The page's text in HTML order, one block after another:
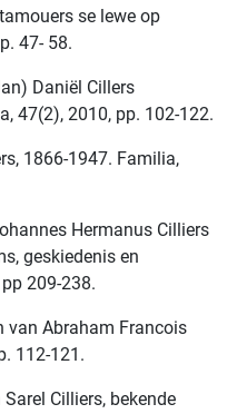
se lewe op
47- 58.
Daniël Cillers
47(2), 2010, pp. 102-122.
1866-1947. Familia,
Hermanus Cilliers
geskiedenis en
209-238.
van Abraham Francois
112-121.
Cilliers, bekende